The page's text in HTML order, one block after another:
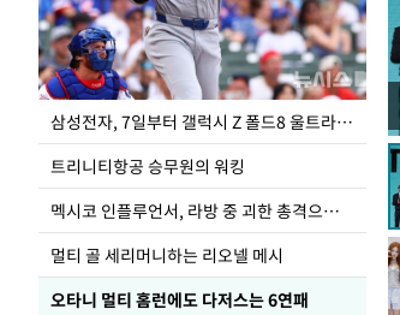
삼성전자, 7일부터 갤럭시 Z 폴드8 울트라·폴드8·플립8 출시
트리니티항공 승무원의 워킹
멕시코 인플루언서, 라방 중 괴한 총격으로 사망
멀티 골 세리머니하는 리오넬 메시
오타니 멀티 홈런에도 다저스는 6연패